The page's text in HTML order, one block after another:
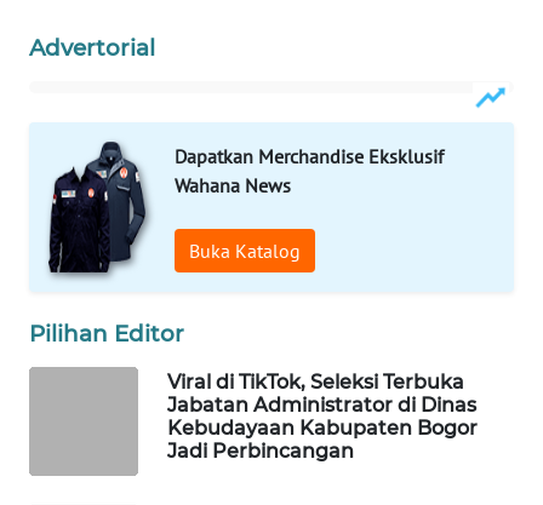
Advertorial
Dapatkan Merchandise Eksklusif
Wahana News
Buka Katalog
Pilihan Editor
Viral di TikTok, Seleksi Terbuka
Jabatan Administrator di Dinas
Kebudayaan Kabupaten Bogor
Jadi Perbincangan
WAHANA
WAHANA
SELEB
WAHANA
PERSONA
WAHANA
OTOMOTIF